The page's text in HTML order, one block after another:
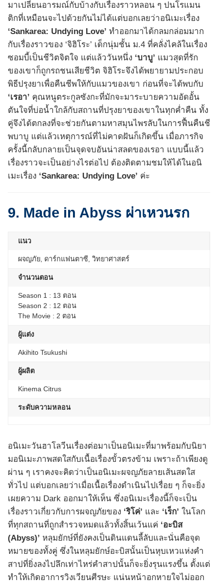
มาเปลี่ยนอารมณ์กับบ้างกับเรื่องราวหลอน ๆ ปนโรแมน
ติกที่เหมือนจะไปด้วยกันไม่ได้แต่บอกเลยว่าอนิเมะเรื่อง
‘Sankarea: Undying Love’ ทำออกมาได้กลมกล่อมมาก
กับเรื่องราวของ ‘จิฮิโระ’ เด็กนุ่มชั้น ม.4 ที่คลั่งไคล้ในเรื่อง
ซอมบี้เป็นชีวิตจิตใจ แต่แล้ววันหนึ่ง ‘บาบู’ แมวสุดที่รัก
ของเขาก็ถูกรถชนเสียชีวิต จิฮิโระจึงได้พยายามประกอบ
พิธีปรุงยาเพื่อคืนชีพให้กับแมวของเขา ก่อนที่จะได้พบกับ
‘เรอา’ คุณหนูตระกูลซังกะที่มักจะมาระบายความอัดอั้น
ตันใจที่บ่อน้ำใกล้กับสถานที่ปรุงยาของเขาในทุกค่ำคืน ทั้ง
คู่จึงได้ตกลงที่จะช่วยกันตามหาสมุนไพรลับในการฟื้นคืนชี
พบาบู แต่แล้วเหตุการณ์ที่ไม่คาดฝันก็เกิดขึ้น เมื่อภารกิจ
ครั้งนี้กลับกลายเป็นจุดจบอันน่าสลดของเรอา แบบนี้แล้ว
เรื่องราวจะเป็นอย่างไรต่อไป ต้องติดตามชมให้ได้ในอนิ
เมะเรื่อง ‘Sankarea: Undying Love’ ค่ะ
9. Made in Abyss ผ่าเหวนรก
แนว
ผจญภัย, ดาร์กแฟนตาซี, วิทยาศาสตร์
จำนวนตอน
Season 1 : 13 ตอน
Season 2 : 12 ตอน
The Movie : 2 ตอน
ผู้แต่ง
Akihito Tsukushi
ผู้ผลิต
Kinema Citrus
ระดับความหลอน
อนิเมะวันฮาโลวีนเรื่องต่อมาเป็นอนิเมะที่มาพร้อมกับนิยา
มอนิเมะภาพสดใสกับเนื้อเรื่องขั้วตรงข้าม เพราะถ้าเพียงดู
ผ่าน ๆ เราคงจะคิดว่าเป็นอนิเมะผจญภัยลายเส้นสดใส
ทั่วไป แต่บอกเลยว่าเมื่อเนื้อเรื่องดำเนินไปเรื่อย ๆ ก็จะยิ่ง
เผยความ Dark ออกมาให้เห็น ซึ่งอนิเมะเรื่องนี้ก็จะเป็น
เรื่องราวเกี่ยวกับการผจญภัยของ ‘ริโค่’ และ ‘เร็ก’ ในโลก
ที่ทุกสถานที่ถูกสำรวจหมดแล้วทั้งสิ้นเว้นแค่ ‘อะบิส
(Abyss)’ หลุมยักษ์ที่ยังคงเป็นดินแดนลี้ลับและนั่นคือจุด
หมายของทั้งคู่ ซึ่งในหลุมยักษ์อะบิสนั้นเป็นหุบเหวแห่งคำ
สาปที่ยิ่งลงไปลึกเท่าไหร่คำสาปนั้นก็จะยิ่งรุนแรงขึ้น ตั้งแต่
ทำให้เกิดอาการวิงเวียนศีรษะ แน่นหน้าอกหายใจไม่ออก